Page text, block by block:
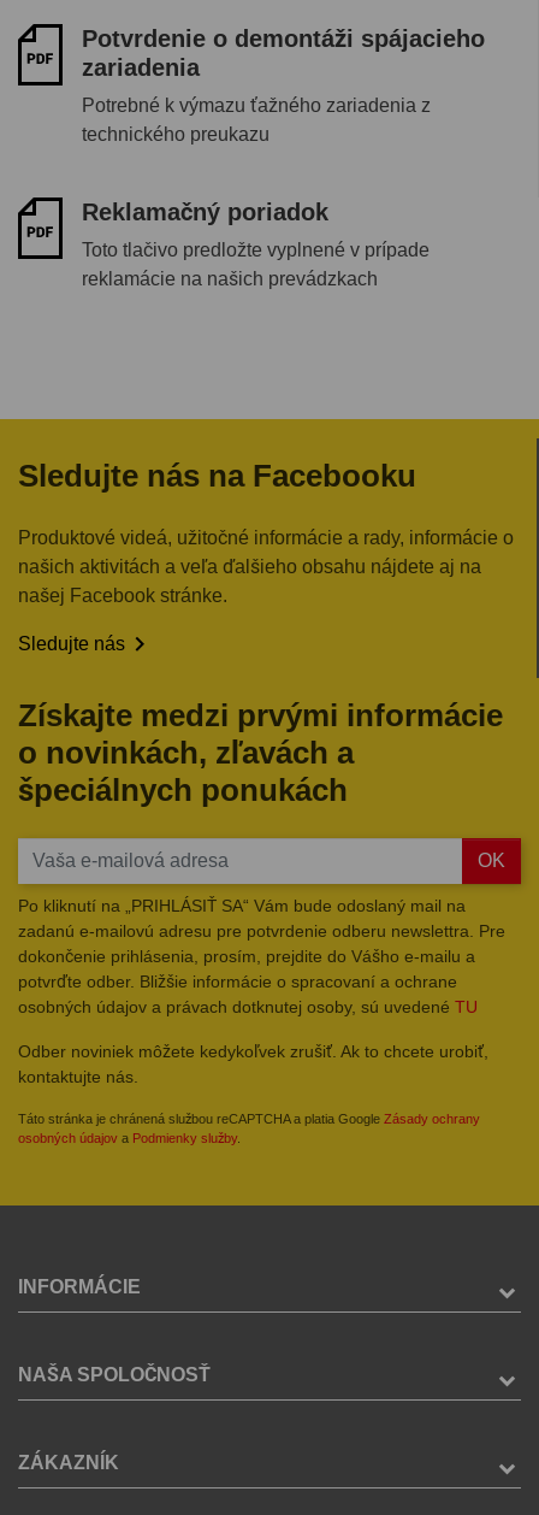
Potvrdenie o demontáži spájacieho
zariadenia
Potrebné k výmazu ťažného zariadenia z
technického preukazu
Reklamačný poriadok
Toto tlačivo predložte vyplnené v prípade
reklamácie na našich prevádzkach
Sledujte nás na Facebooku
Produktové videá, užitočné informácie a rady, informácie o
našich aktivitách a veľa ďalšieho obsahu nájdete aj na
našej Facebook stránke.
Sledujte nás 
Získajte medzi prvými informácie
o novinkách, zľavách a
špeciálnych ponukách
OK
Po kliknutí na „PRIHLÁSIŤ SA“ Vám bude odoslaný mail na
zadanú e-mailovú adresu pre potvrdenie odberu newslettra. Pre
dokončenie prihlásenia, prosím, prejdite do Vášho e-mailu a
potvrďte odber. Bližšie informácie o spracovaní a ochrane
osobných údajov a právach dotknutej osoby, sú uvedené TU
Odber noviniek môžete kedykoľvek zrušiť. Ak to chcete urobiť,
kontaktujte nás.
Táto stránka je chránená službou reCAPTCHA a platia Google Zásady ochrany
osobných údajov a Podmienky služby.
INFORMÁCIE
NAŠA SPOLOČNOSŤ
ZÁKAZNÍK